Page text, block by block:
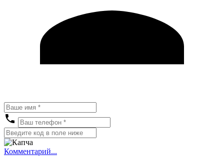
Комментарий...